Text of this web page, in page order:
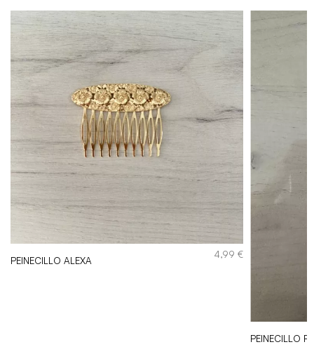
PEINECILLO ALEXA
4,99€
PEINECILLO